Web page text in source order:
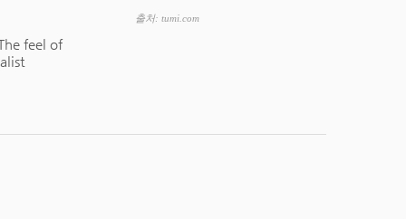
feel of
출처: tumi.com